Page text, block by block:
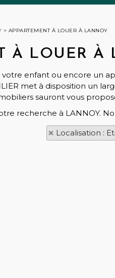
> APPARTEMENT À LOUER À LANNOY
À LOUER À
enfant ou encore un
met à disposition un
sauront vous
recherche à LANNOY.
Localisation :